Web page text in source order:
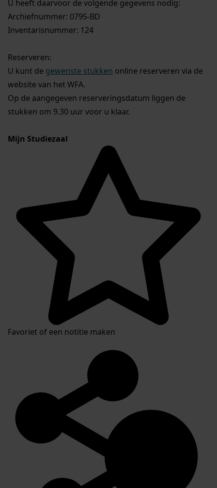
U heeft daarvoor de volgende gegevens nodig:
Archiefnummer: 0795-BD
Inventarisnummer: 124
Reserveren:
U kunt de gewenste stukken online reserveren via de
website van het WFA.
Op de aangegeven reserveringsdatum liggen de
stukken om 9.30 uur voor u klaar.
Mijn Studiezaal
Favoriet of een notitie maken